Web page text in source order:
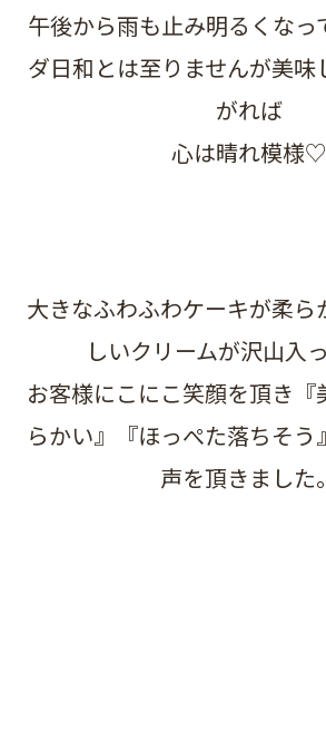
午後から雨も止み明るくなっ
ダ日和とは至りませんが美味
がれば
心は晴れ模様♡
大きなふわふわケーキが柔ら
しいクリームが沢山入っ
お客様にこにこ笑顔を頂き『
らかい』『ほっぺた落ちそう
声を頂きました。